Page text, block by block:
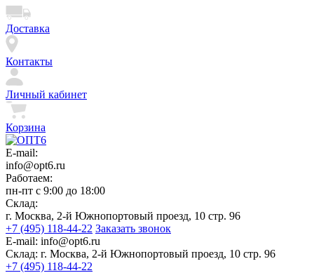
Доставка
Контакты
Личный кабинет
Корзина
E-mail:
info@opt6.ru
Работаем:
пн-пт с 9:00 до 18:00
Склад:
г. Москва, 2-й Южнопортовый проезд, 10 стр. 96
+7 (495) 118-44-22 Заказать звонок
E-mail: info@opt6.ru
Склад: г. Москва, 2-й Южнопортовый проезд, 10 стр. 96
+7 (495) 118-44-22